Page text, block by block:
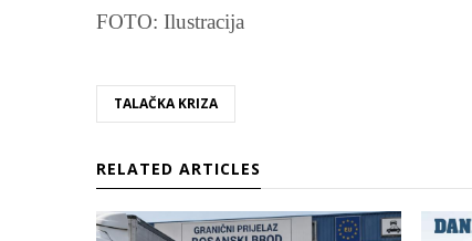
FOTO: Ilustracija
TALAČKA KRIZA
RELATED ARTICLES